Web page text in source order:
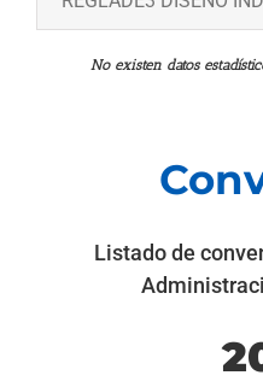
No existen datos
Listado de